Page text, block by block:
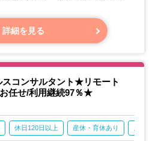
策定、データレイク、DWH、ビジ
の基盤構築ソリューションを支援
詳細を見る
スコンサルタント★リモート
任せ/利用継続97％★
休日120日以上 産休・育休あり